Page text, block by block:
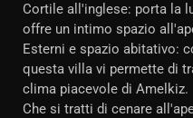
Cortile all'inglese: porta la
offre un intimo spazio
Esterni e spazio abitativo:
questa villa vi permette di
clima piacevole di Amelkiz.
Che si tratti di cenare